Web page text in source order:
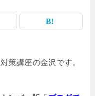
策講座の金沢です。